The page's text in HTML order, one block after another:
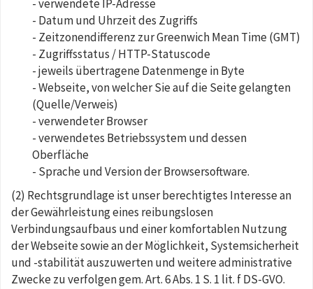
- verwendete IP-Adresse
- Datum und Uhrzeit des Zugriffs
- Zeitzonendifferenz zur Greenwich Mean Time (GMT)
- Zugriffsstatus / HTTP-Statuscode
- jeweils übertragene Datenmenge in Byte
- Webseite, von welcher Sie auf die Seite gelangten
(Quelle/Verweis)
- verwendeter Browser
- verwendetes Betriebssystem und dessen
Oberfläche
- Sprache und Version der Browsersoftware.
(2) Rechtsgrundlage ist unser berechtigtes Interesse an
der Gewährleistung eines reibungslosen
Verbindungsaufbaus und einer komfortablen Nutzung
der Webseite sowie an der Möglichkeit, Systemsicherheit
und -stabilität auszuwerten und weitere administrative
Zwecke zu verfolgen gem. Art. 6 Abs. 1 S. 1 lit. f DS-GVO.